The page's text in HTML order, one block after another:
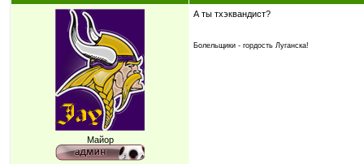
Майор
А ты тхэквандист?
Болельщики - гордость Луганска!